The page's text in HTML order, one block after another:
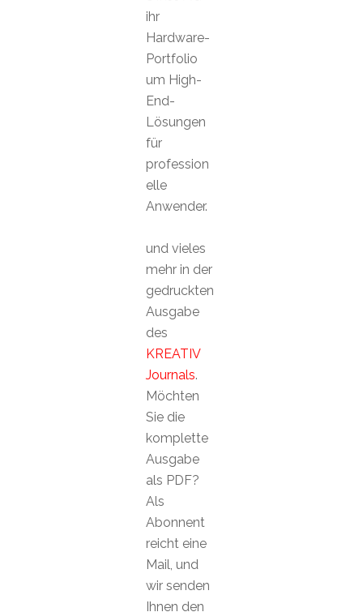
ihr
Hardware-
Portfolio
um High-
End-
Lösungen
für
profession
elle
Anwender.
und vieles
mehr in der
gedruckten
Ausgabe
des
KREATIV
Journals.
Möchten
Sie die
komplette
Ausgabe
als PDF?
Als
Abonnent
reicht eine
Mail, und
wir senden
Ihnen den